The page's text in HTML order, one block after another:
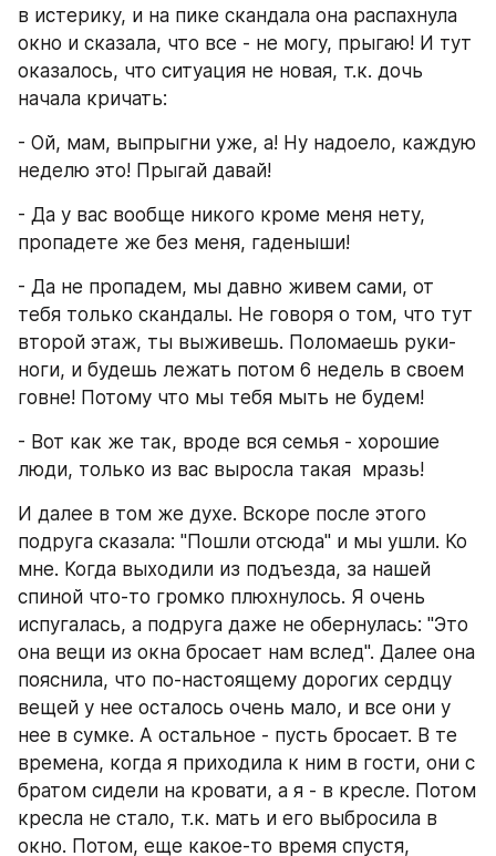
в истерику, и на пике скандала она распахнула
окно и сказала, что все - не могу, прыгаю! И тут
оказалось, что ситуация не новая, т.к. дочь
начала кричать:
- Ой, мам, выпрыгни уже, а! Ну надоело, каждую
неделю это! Прыгай давай!
- Да у вас вообще никого кроме меня нету,
пропадете же без меня, гаденыши!
- Да не пропадем, мы давно живем сами, от
тебя только скандалы. Не говоря о том, что тут
второй этаж, ты выживешь. Поломаешь руки-
ноги, и будешь лежать потом 6 недель в своем
говне! Потому что мы тебя мыть не будем!
- Вот как же так, вроде вся семья - хорошие
люди, только из вас выросла такая  мразь!
И далее в том же духе. Вскоре после этого
подруга сказала: "Пошли отсюда" и мы ушли. Ко
мне. Когда выходили из подъезда, за нашей
спиной что-то громко плюхнулось. Я очень
испугалась, а подруга даже не обернулась: "Это
она вещи из окна бросает нам вслед". Далее она
пояснила, что по-настоящему дорогих сердцу
вещей у нее осталось очень мало, и все они у
нее в сумке. А остальное - пусть бросает. В те
времена, когда я приходила к ним в гости, они с
братом сидели на кровати, а я - в кресле. Потом
кресла не стало, т.к. мать и его выбросила в
окно. Потом, еще какое-то время спустя,